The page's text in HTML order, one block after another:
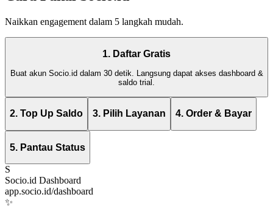
Naikkan engagement dalam 5 langkah mudah.
1. Daftar Gratis
Buat akun Socio.id dalam 30 detik. Langsung dapat akses dashboard &
saldo trial.
2. Top Up Saldo 3. Pilih Layanan 4. Order & Bayar
5. Pantau Status
S
Socio.id Dashboard
app.socio.id/dashboard
✨